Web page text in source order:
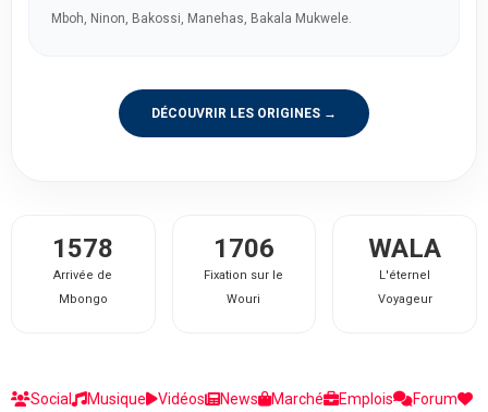
Mboh, Ninon, Bakossi, Manehas, Bakala Mukwele.
DÉCOUVRIR LES ORIGINES →
1578
Arrivée de
Mbongo
1706
Fixation sur le
Wouri
WALA
L'éternel
Voyageur
Social Musique Vidéos News Marché Emplois Forum